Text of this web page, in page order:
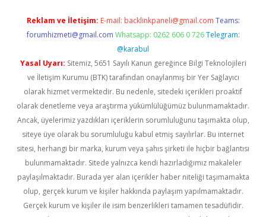
Reklam ve İletişim: E-mail: backlinkpaneli@gmail.com Teams:
forumhizmeti@gmail.com Whatsapp: 0262 606 0 726 Telegram:
@karabul
Yasal Uyarı: Sitemiz, 5651 Sayılı Kanun gereğince Bilgi Teknolojileri
ve İletişim Kurumu (BTK) tarafından onaylanmış bir Yer Sağlayıcı
olarak hizmet vermektedir. Bu nedenle, sitedeki içerikleri proaktif
olarak denetleme veya araştırma yükümlülüğümüz bulunmamaktadır.
Ancak, üyelerimiz yazdıkları içeriklerin sorumluluğunu taşımakta olup,
siteye üye olarak bu sorumluluğu kabul etmiş sayılırlar. Bu internet
sitesi, herhangi bir marka, kurum veya şahıs şirketi ile hiçbir bağlantısı
bulunmamaktadır. Sitede yalnızca kendi hazırladığımız makaleler
paylaşılmaktadır. Burada yer alan içerikler haber niteliği taşımamakta
olup, gerçek kurum ve kişiler hakkında paylaşım yapılmamaktadır.
Gerçek kurum ve kişiler ile isim benzerlikleri tamamen tesadüfidir.